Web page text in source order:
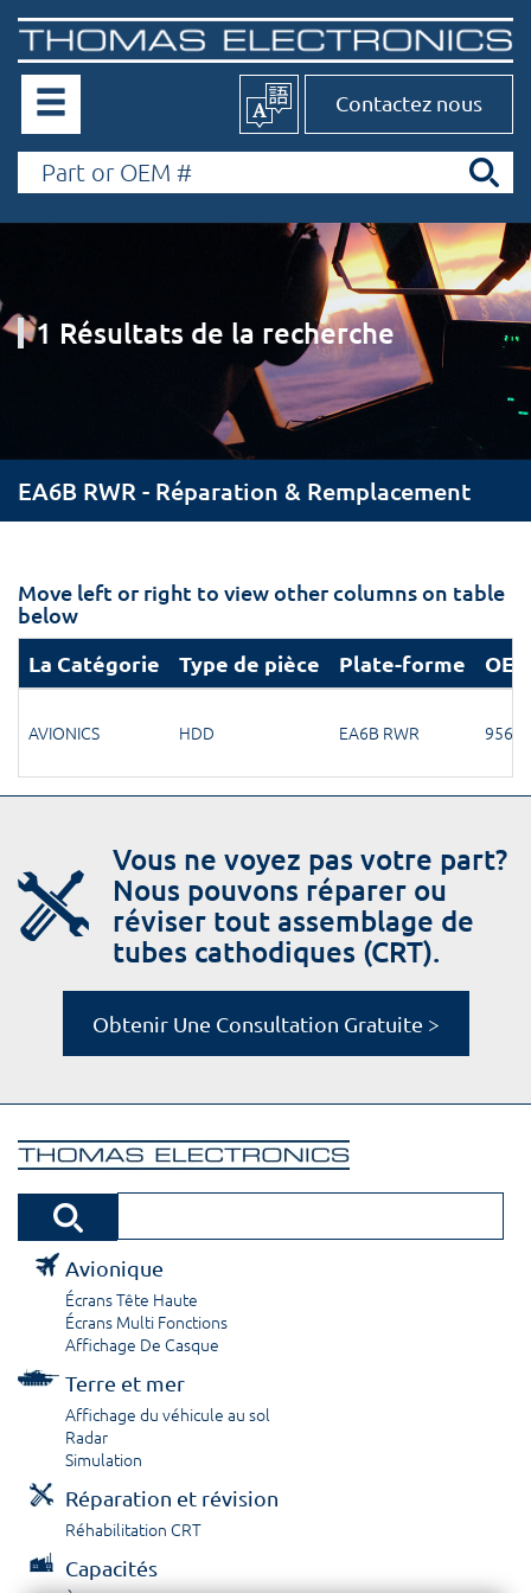
Contactez nous
1 Résultats de la recherche
EA6B RWR - Réparation & Remplacement
Move left or right to view other columns on table
below
La Catégorie
Type de pièce Plate-forme
AVIONICS HDD EA6B RWR 956-
Vous ne voyez pas votre part?
Nous pouvons réparer ou
réviser tout assemblage de
tubes cathodiques (CRT).
Obtenir Une Consultation Gratuite >
Avionique
Écrans Tête Haute
Écrans Multi Fonctions
Affichage De Casque
Terre et mer
Affichage du véhicule au sol
Radar
Simulation
Réparation et révision
Réhabilitation CRT
Capacités